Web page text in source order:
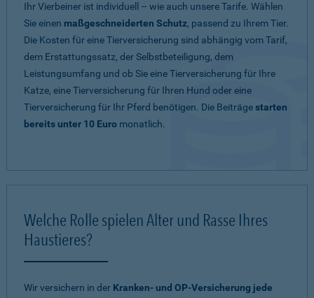
Ihr Vierbeiner ist individuell – wie auch unsere Tarife. Wählen
Sie einen maßgeschneiderten Schutz, passend zu Ihrem Tier.
Die Kosten für eine Tierversicherung sind abhängig vom Tarif,
dem Erstattungssatz, der Selbstbeteiligung, dem
Leistungsumfang und ob Sie eine Tierversicherung für Ihre
Katze, eine Tierversicherung für Ihren Hund oder eine
Tierversicherung für Ihr Pferd benötigen. Die Beiträgestarten
bereits unter 10 Euro monatlich.
Welche Rolle spielen Alter und Rasse Ihres
Haustieres?
Wir versichern in der Kranken- und OP-Versicherung jede